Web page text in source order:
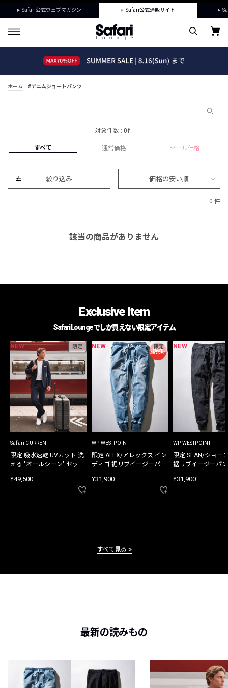
Safari公式ウェブマガジン Safari公式通販サイト
ホーム #デニムショートパンツ
対象件数 : 0件
すべて 通常価格 セール価格
絞り込み 価格の安い順
0 件
該当の商品がありません
Exclusive Item
Safari Loungeでしか買えない限定アイテム
NEW 限定
Safari CURRENT
限定 吸水速乾 UVカット 洗
える "オールシーン" セット
¥49,500
NEW 限定
WP WESTPOINT
限定 ALEX/アレックス イン
ディゴ 裾リブイージーパン
¥31,900
NEW
WP WESTPOINT
限定 SEAN/ショー
裾リブイージーパ
¥31,900
すべて見る
最新の読みもの